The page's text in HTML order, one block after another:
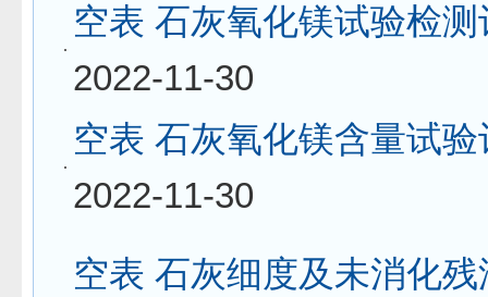
空表 石灰氧化镁试验检
2022-11-30
空表 石灰氧化镁含量试
2022-11-30
空表 石灰细度及未消化